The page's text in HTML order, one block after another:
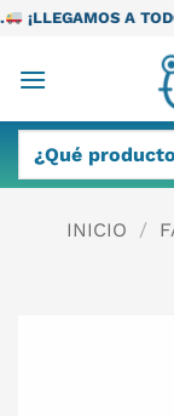
Saltar
contenido
TODO CHILE!
por:
INICIO /